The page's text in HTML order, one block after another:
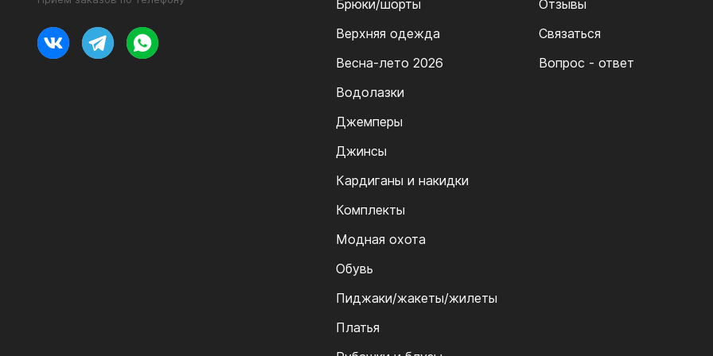
Брюки/шорты
Верхняя одежда
Весна-лето 2026
Водолазки
Джемперы
Джинсы
Кардиганы и накидки
Комплекты
Модная охота
Обувь
Пиджаки/жакеты/жилеты
Платья
Отзывы
Связаться
Вопрос - ответ